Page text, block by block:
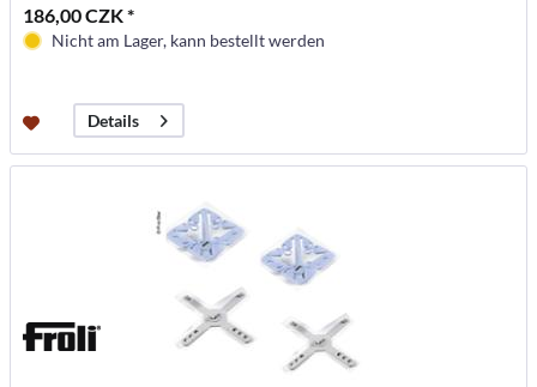
186,00 CZK *
Nicht am Lager, kann bestellt werden
Details